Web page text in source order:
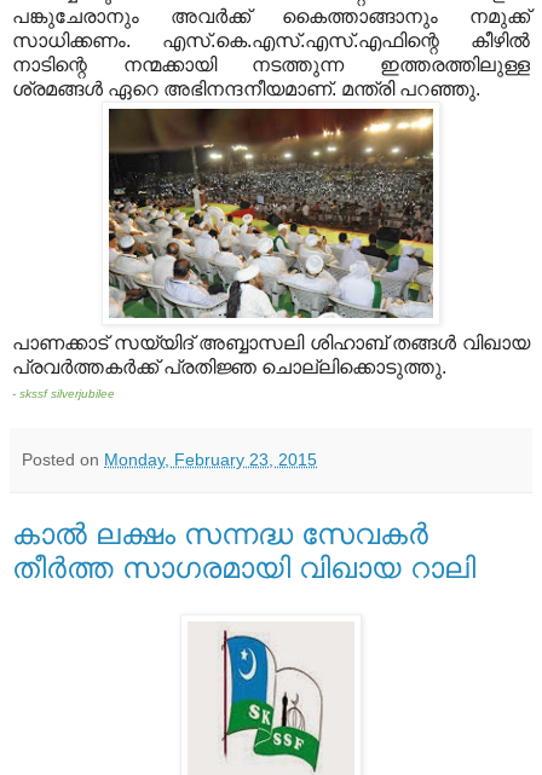
പങ്കുചേരാനും അവര്‍ക്ക് കൈത്താങ്ങാനും നമുക്ക്
സാധിക്കണം. എസ്.കെ.എസ്.എസ്.എഫിന്റെ കീഴില്‍
നാടിന്റെ നന്മക്കായി നടത്തുന്ന ഇത്തരത്തിലുള്ള
ശ്രമങ്ങള്‍ ഏറെ അഭിനന്ദനീയമാണ്. മന്ത്രി പറഞ്ഞു.
പാണക്കാട് സയ്യിദ് അബ്ബാസലി ശിഹാബ് തങ്ങള്‍ വിഖായ
പ്രവര്‍ത്തകര്‍ക്ക് പ്രതിജ്ഞ ചൊല്ലിക്കൊടുത്തു.
- skssf silverjubilee
Posted on Monday, February 23, 2015
കാല്‍ ലക്ഷം സന്നദ്ധ സേവകര്‍
തീര്‍ത്ത സാഗരമായി വിഖായ റാലി